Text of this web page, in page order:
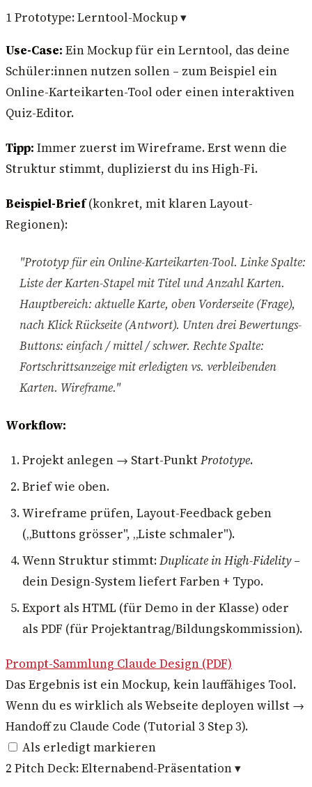
1 Prototype: Lerntool-Mockup▾
Use-Case: Ein Mockup für ein Lerntool, das deine
Schüler:innen nutzen sollen – zum Beispiel ein
Online-Karteikarten-Tool oder einen interaktiven
Quiz-Editor.
Tipp: Immer zuerst im Wireframe. Erst wenn die
Struktur stimmt, duplizierst du ins High-Fi.
Beispiel-Brief(konkret, mit klaren Layout-
Regionen):
"Prototyp für ein Online-Karteikarten-Tool. Linke Spalte:
Liste der Karten-Stapel mit Titel und Anzahl Karten.
Hauptbereich: aktuelle Karte, oben Vorderseite (Frage),
nach Klick Rückseite (Antwort). Unten drei Bewertungs-
Buttons: einfach / mittel / schwer. Rechte Spalte:
Fortschrittsanzeige mit erledigten vs. verbleibenden
Karten. Wireframe."
Workflow:
Projekt anlegen → Start-PunktPrototype.
Brief wie oben.
Wireframe prüfen, Layout-Feedback geben
(„Buttons grösser", „Liste schmaler").
Wenn Struktur stimmt:Duplicate in High-Fidelity–
dein Design-System liefert Farben + Typo.
Export als HTML (für Demo in der Klasse) oder
als PDF (für Projektantrag/Bildungskommission).
Prompt-Sammlung Claude Design (PDF)
Das Ergebnis ist ein Mockup, kein lauffähiges Tool.
Wenn du es wirklich als Webseite deployen willst →
Handoff zu Claude Code (Tutorial 3 Step 3).
Als erledigt markieren
2 Pitch Deck: Elternabend-Präsentation▾